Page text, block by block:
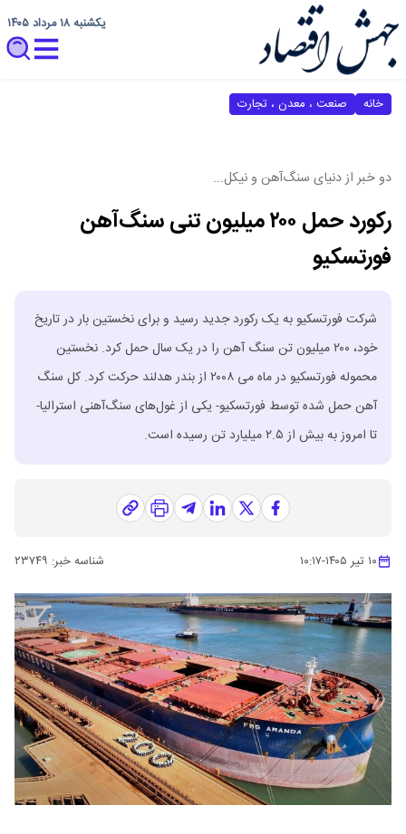
یکشنبه ۱۸ مرداد ۱۴۰۵
خانه صنعت ، معدن ، تجارت
دو خبر از دنیای سنگ‌آهن و نیکل...
رکورد حمل ۲۰۰ میلیون تنی سنگ‌آهن
فورتسکیو
شرکت فورتسکیو به یک رکورد جدید رسید و برای نخستین بار در تاریخ
خود، ۲۰۰ میلیون تن سنگ آهن را در یک سال حمل کرد. نخستین
محموله فورتسکیو در ماه می ۲۰۰۸ از بندر هدلند حرکت کرد. کل سنگ
آهن حمل شده توسط فورتسکیو- یکی از غول‌های سنگ‌آهنی استرالیا-
تا امروز به بیش از ۲.۵ میلیارد تن رسیده است.
۱۰ تیر ۱۴۰۵ -۱۰:۱۷ شناسه خبر: ۲۳۷۴۹